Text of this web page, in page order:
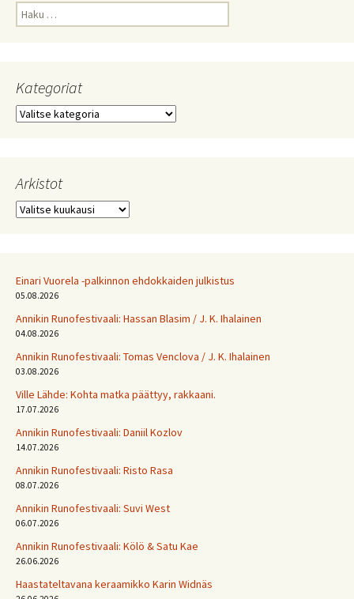
Haku:
Kategoriat
Kategoriat
Arkistot
Arkistot
Einari Vuorela -palkinnon ehdokkaiden julkistus
05.08.2026
Annikin Runofestivaali: Has­san Bla­sim / J. K. Ihalainen
04.08.2026
Annikin Runofestivaali: Tomas Venclova / J. K. Ihalainen
03.08.2026
Ville Lähde: Kohta matka päättyy, rakkaani.
17.07.2026
Annikin Runofestivaali: Daniil Kozlov
14.07.2026
Annikin Runofestivaali: Risto Rasa
08.07.2026
Annikin Runofestivaali: Suvi West
06.07.2026
Annikin Runofestivaali: Kölö & Satu Kae
26.06.2026
Haastateltavana keraamikko Karin Widnäs